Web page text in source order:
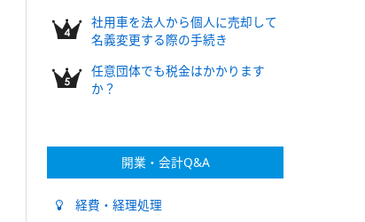
社用車を法人から個人に売却して
名義変更する際の手続き
任意団体でも税金はかかります
か？
開業・会計Q&A
経費・経理処理